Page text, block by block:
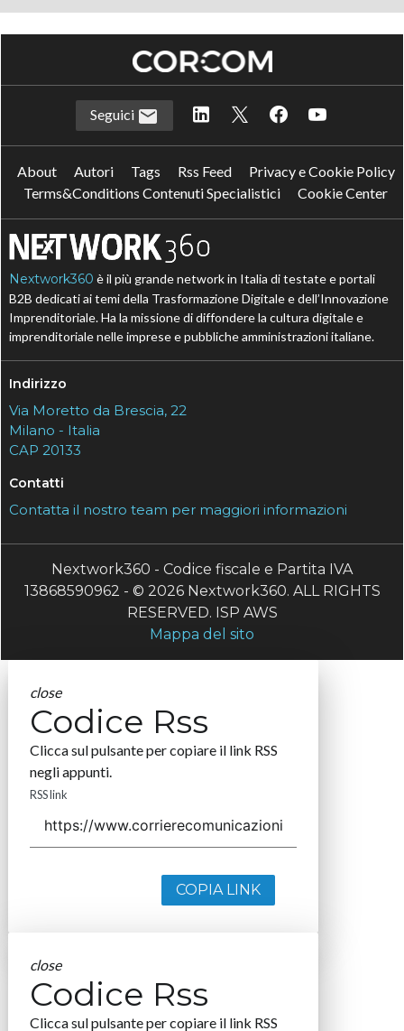
Seguici
About Autori Tags Rss Feed
Privacy e Cookie Policy
Terms&Conditions Contenuti Specialistici
Cookie Center
Nextwork360 è il più grande network in Italia di testate e portali
B2B dedicati ai temi della Trasformazione Digitale e dell’Innovazione
Imprenditoriale. Ha la missione di diffondere la cultura digitale e
imprenditoriale nelle imprese e pubbliche amministrazioni italiane.
Indirizzo
Via Moretto da Brescia, 22
Milano - Italia
CAP 20133
Contatti
Contatta il nostro team per maggiori informazioni
Nextwork360 - Codice fiscale e Partita IVA
13868590962 - © 2026 Nextwork360. ALL RIGHTS
RESERVED. ISP AWS
Mappa del sito
close
Codice Rss
Clicca sul pulsante per copiare il link RSS
negli appunti.
RSS link
COPIA LINK
close
Codice Rss
Clicca sul pulsante per copiare il link RSS